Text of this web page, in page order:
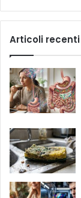
o
r
i
e
Articoli recenti